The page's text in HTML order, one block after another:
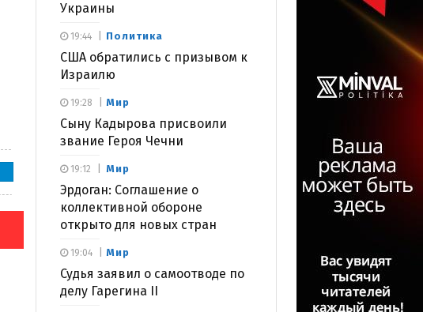
Украины
Политика
США обратились с призывом к
Израилю
19:44
Мир
Сыну Кадырова присвоили
звание Героя Чечни
19:28
Мир
Эрдоган: Соглашение о
коллективной обороне
открыто для новых стран
19:12
Мир
Судья заявил о самоотводе по
делу Гарегина II
19:04